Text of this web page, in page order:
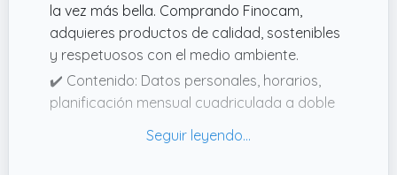
la vez más bella. Comprando Finocam,
adquieres productos de calidad, sostenibles
y respetuosos con el medio ambiente.
✔️ Contenido: Datos personales, horarios,
planificación mensual cuadriculada a doble
contactos y adhesivos.